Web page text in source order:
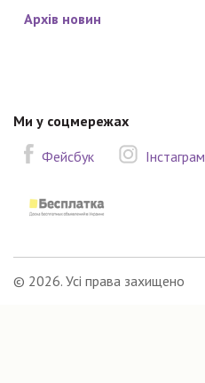
Архів новин
Ми у соцмережах
Фейсбук
Інстаграм
© 2026. Усі права захищено